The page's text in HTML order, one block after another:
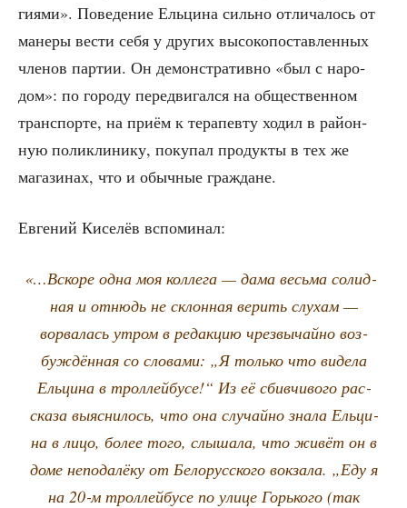
ги­я­ми». Пове­де­ние Ель­ци­на силь­но отли­ча­лось от
мане­ры вести себя у дру­гих высо­ко­по­став­лен­ных
чле­нов пар­тии. Он демон­стра­тив­но «был с наро­
дом»: по горо­ду пере­дви­гал­ся на обще­ствен­ном
транс­пор­те, на при­ём к тера­пев­ту ходил в рай­он­
ную поли­кли­ни­ку, поку­пал про­дук­ты в тех же
мага­зи­нах, что и обыч­ные граждане.
Евге­ний Кисе­лёв вспоминал:
«…Вско­ре одна моя кол­ле­га — дама весь­ма солид­
ная и отнюдь не склон­ная верить слу­хам —
ворва­лась утром в редак­цию чрез­вы­чай­но воз­
буж­дён­ная со сло­ва­ми: „Я толь­ко что виде­ла
Ель­ци­на в трол­лей­бу­се!“ Из её сбив­чи­во­го рас­
ска­за выяс­ни­лось, что она слу­чай­но зна­ла Ель­ци­
на в лицо, более того, слы­ша­ла, что живёт он в
доме непо­да­лё­ку от Бело­рус­ско­го вок­за­ла. „Еду я
на 20‑м трол­лей­бу­се по ули­це Горь­ко­го (так